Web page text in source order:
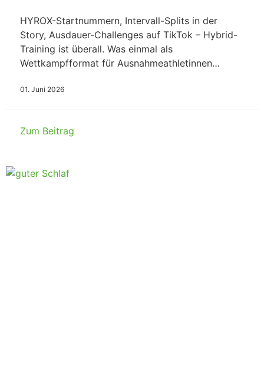
HYROX-Startnummern, Intervall-Splits in der
Story, Ausdauer-Challenges auf TikTok – Hybrid-
Training ist überall. Was einmal als
Wettkampfformat für Ausnahmeathletinnen…
01. Juni 2026
Zum Beitrag